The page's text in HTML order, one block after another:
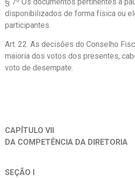
disponibilizados de forma física ou
participantes.
Art. 22. As decisões do Conselho
maioria dos votos dos presentes,
voto de desempate.
CAPÍTULO VII
DA COMPETÊNCIA DA DIRETORIA
SEÇÃO I